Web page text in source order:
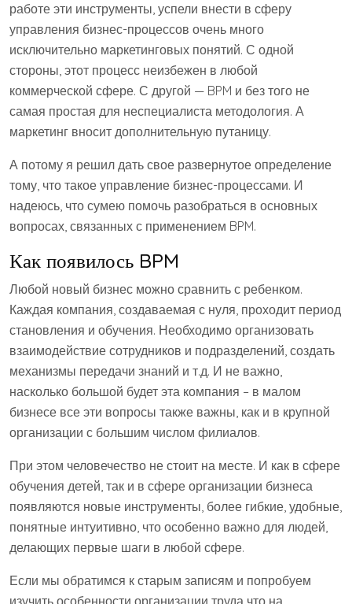
работе эти инструменты, успели внести в сферу
управления бизнес-процессов очень много
исключительно маркетинговых понятий. С одной
стороны, этот процесс неизбежен в любой
коммерческой сфере. С другой — BPM и без того не
самая простая для неспециалиста методология. А
маркетинг вносит дополнительную путаницу.
А потому я решил дать свое развернутое определение
тому, что такое управление бизнес-процессами. И
надеюсь, что сумею помочь разобраться в основных
вопросах, связанных с применением BPM.
Как появилось BPM
Любой новый бизнес можно сравнить с ребенком.
Каждая компания, создаваемая с нуля, проходит период
становления и обучения. Необходимо организовать
взаимодействие сотрудников и подразделений, создать
механизмы передачи знаний и т.д. И не важно,
насколько большой будет эта компания – в малом
бизнесе все эти вопросы также важны, как и в крупной
организации с большим числом филиалов.
При этом человечество не стоит на месте. И как в сфере
обучения детей, так и в сфере организации бизнеса
появляются новые инструменты, более гибкие, удобные,
понятные интуитивно, что особенно важно для людей,
делающих первые шаги в любой сфере.
Если мы обратимся к старым записям и попробуем
изучить особенности организации труда что на